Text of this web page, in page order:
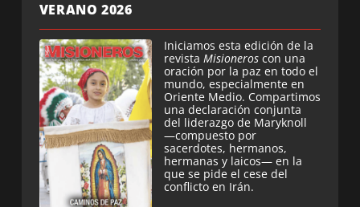
VERANO 2026
Iniciamos esta edición de la
revista Misioneros con una
oración por la paz en todo el
mundo, especialmente en
Oriente Medio. Compartimos
una declaración conjunta
del liderazgo de Maryknoll
—compuesto por
sacerdotes, hermanos,
hermanas y laicos— en la
que se pide el cese del
conflicto en Irán.